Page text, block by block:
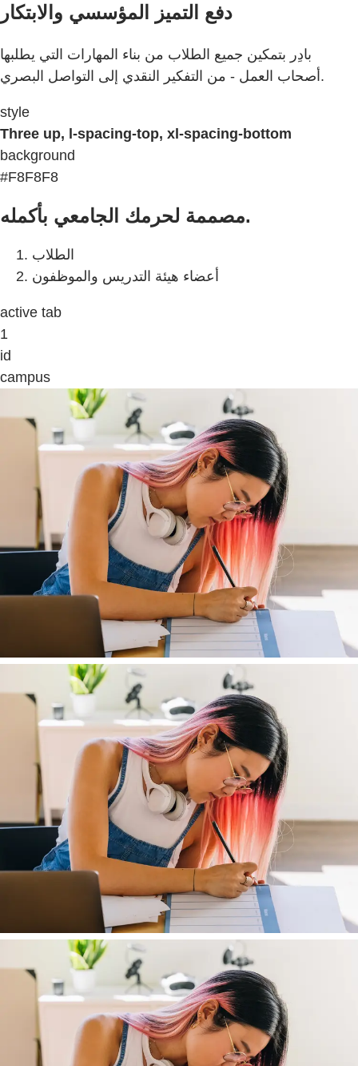
دفع التميز المؤسسي والابتكار
بادِر بتمكين جميع الطلاب من بناء المهارات التي يطلبها
أصحاب العمل - من التفكير النقدي إلى التواصل البصري.
style
Three up, l-spacing-top, xl-spacing-bottom
background
#F8F8F8
مصممة لحرمك الجامعي بأكمله.
الطلاب
أعضاء هيئة التدريس والموظفون
active tab
1
id
campus